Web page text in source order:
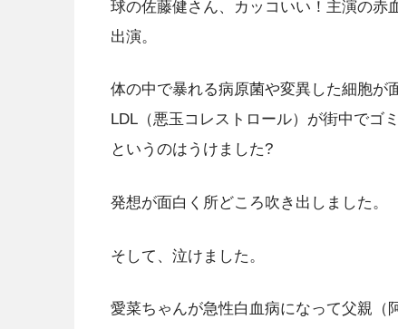
球の佐藤健さん、カッコいい！主演の赤
出演。
体の中で暴れる病原菌や変異した細胞が
LDL（悪玉コレストロール）が街中でゴ
というのはうけました?
発想が面白く所どころ吹き出しました。
そして、泣けました。
愛菜ちゃんが急性白血病になって父親（